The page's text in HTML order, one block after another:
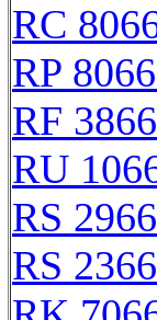
RC
RP
RF
RU
RS
RS